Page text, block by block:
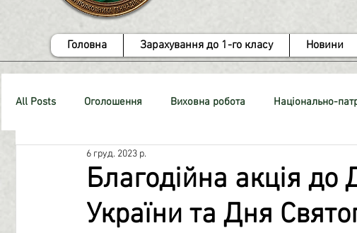
Головна Зарахування до 1-го класу Новини
All Posts Оголошення Виховна робота Національно-
СТОП-Булінг! Методична робота
Профорієнтація Бібліотечний центр Психологічна
Благодійна акція
України та Дня
6 груд. 2023 р.